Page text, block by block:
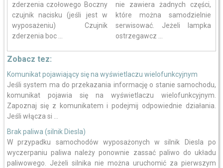
zderzenia czołowego Boczny
czujnik nacisku (jeśli jest w
wyposażeniu) Czujnik
zderzenia boc ...
nie zawiera żadnych części,
które można samodzielnie
serwisować. Jeżeli lampka
ostrzegawcz ...
Zobacz tez:
Komunikat pojawiający się na wyświetlaczu wielofunkcyjnym
Jeśli system ma do przekazania informację o stanie samochodu,
komunikat pojawia się na wyświetlaczu wielofunkcyjnym.
Zapoznaj się z komunikatem i podejmij odpowiednie działania.
Jeśli włącza si ...
Brak paliwa (silnik Diesla)
W przypadku samochodów wyposażonych w silnik Diesla po
wyczerpaniu paliwa należy ponownie zassać paliwo do układu
paliwowego. Jeżeli silnika nie można uruchomić za pierwszym